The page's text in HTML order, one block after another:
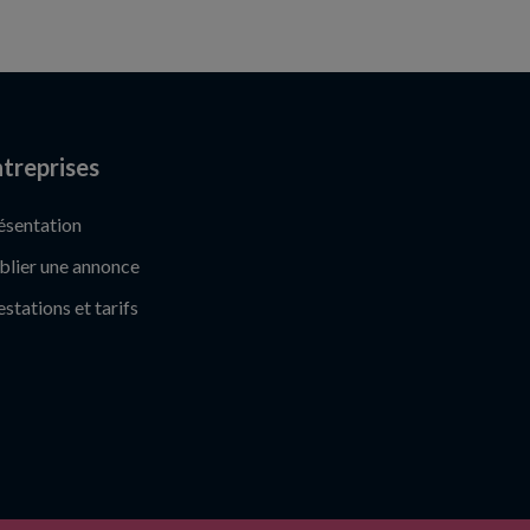
une annonce
et tarifs